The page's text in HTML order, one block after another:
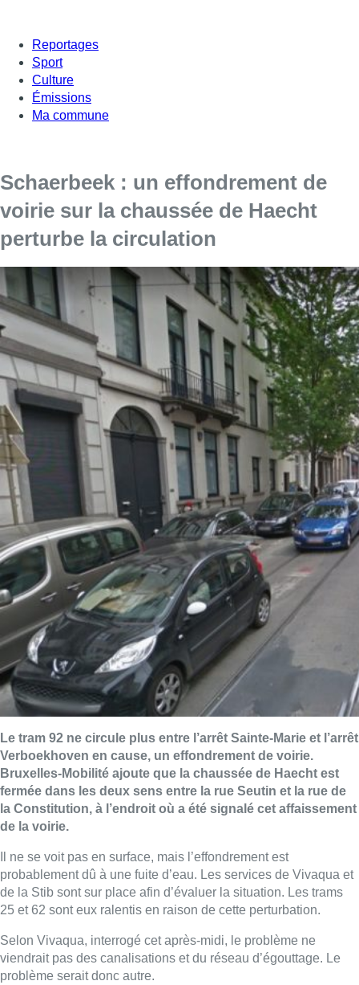
Reportages
Sport
Culture
Émissions
Ma commune
Schaerbeek : un effondrement de
voirie sur la chaussée de Haecht
perturbe la circulation
Le tram 92 ne circule plus entre l’arrêt Sainte-Marie et l’arrêt
Verboekhoven en cause, un effondrement de voirie.
Bruxelles-Mobilité ajoute que la chaussée de Haecht est
fermée dans les deux sens entre la rue Seutin et la rue de
la Constitution, à l’endroit où a été signalé cet affaissement
de la voirie.
Il ne se voit pas en surface, mais l’effondrement est
probablement dû à une fuite d’eau. Les services de Vivaqua et
de la Stib sont sur place afin d’évaluer la situation. Les trams
25 et 62 sont eux ralentis en raison de cette perturbation.
Selon Vivaqua, interrogé cet après-midi, le problème ne
viendrait pas des canalisations et du réseau d’égouttage. Le
problème serait donc autre.